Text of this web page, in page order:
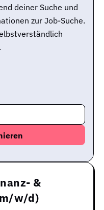
deiner Suche und
zur Job-Suche.
&
w/d)